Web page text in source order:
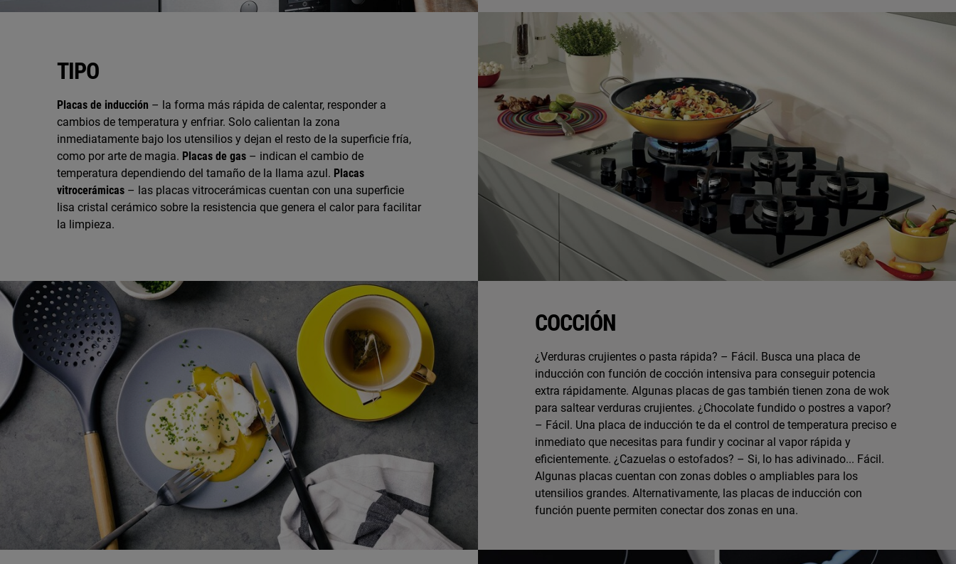
TIPO
Placas de inducción – la forma más rápida de calentar, responder a
cambios de temperatura y enfriar. Solo calientan la zona
inmediatamente bajo los utensilios y dejan el resto de la superficie fría,
como por arte de magia. Placas de gas – indican el cambio de
temperatura dependiendo del tamaño de la llama azul. Placas
vitrocerámicas – las placas vitrocerámicas cuentan con una superficie
lisa cristal cerámico sobre la resistencia que genera el calor para facilitar
la limpieza.
COCCIÓN
¿Verduras crujientes o pasta rápida? – Fácil. Busca una placa de
inducción con función de cocción intensiva para conseguir potencia
extra rápidamente. Algunas placas de gas también tienen zona de wok
para saltear verduras crujientes. ¿Chocolate fundido o postres a vapor?
– Fácil. Una placa de inducción te da el control de temperatura preciso e
inmediato que necesitas para fundir y cocinar al vapor rápida y
eficientemente. ¿Cazuelas o estofados? – Si, lo has adivinado... Fácil.
Algunas placas cuentan con zonas dobles o ampliables para los
utensilios grandes. Alternativamente, las placas de inducción con
función puente permiten conectar dos zonas en una.